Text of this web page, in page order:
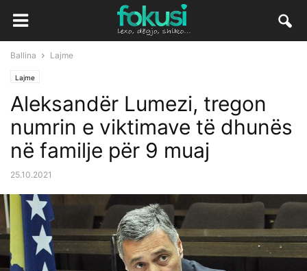
Ballina Lajme
Lajme
Aleksandër Lumezi, tregon
numrin e viktimave të dhunës
në familje për 9 muaj
25.10.2021